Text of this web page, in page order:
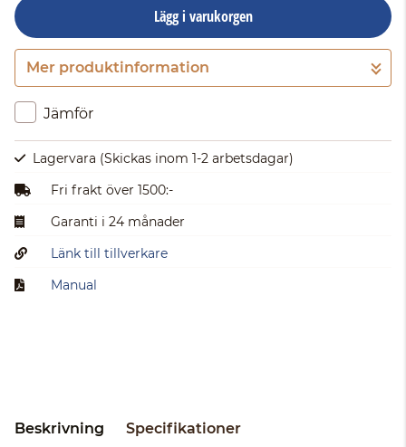
Lägg i varukorgen
Gå till kassan
Mer produktinformation
Jämför
Lagervara (Skickas inom 1-2 arbetsdagar)
Fri frakt över 1500:-
Garanti i 24 månader
Länk till tillverkare
Manual
Beskrivning Specifikationer